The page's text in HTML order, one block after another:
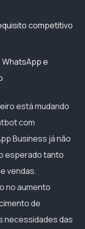
competitivo
e
está mudando
com
Business já não
esperado tanto
vendas.
no aumento
de
necessidades das